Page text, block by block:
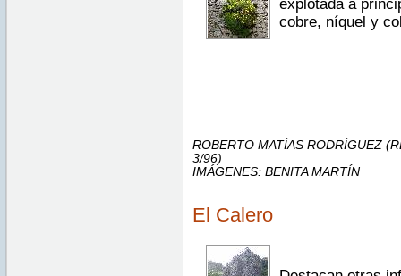
explotada a
cobre, níquel y
ROBERTO MATÍAS RODRÍGUEZ
3/96)
IMÁGENES: BENITA MARTÍN
El Calero